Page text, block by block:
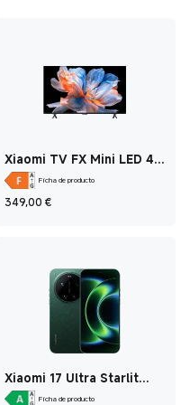
999,99 €
Xiaomi TV FX Mini LED 43
43 InchFicha de producto
349,00 €
Xiaomi 17 Ultra Starlit
Green 16 GB+512 GB
Ficha de producto